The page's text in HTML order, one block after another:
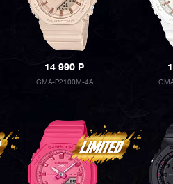
14 990P
GMA-P2100M-4A